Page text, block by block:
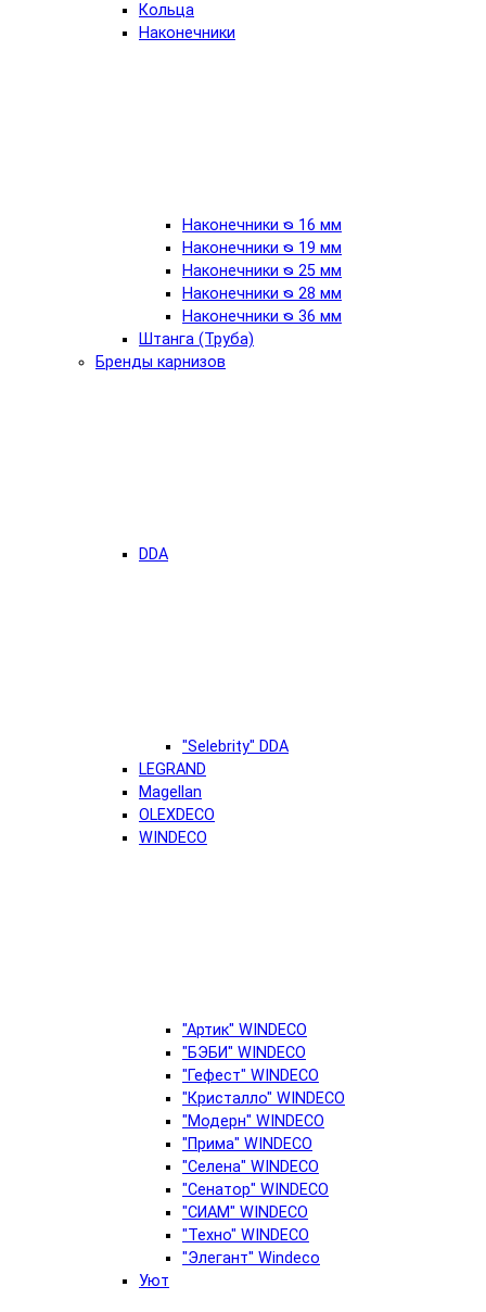
Кольца
Наконечники
Наконечники ᴓ 16 мм
Наконечники ᴓ 19 мм
Наконечники ᴓ 25 мм
Наконечники ᴓ 28 мм
Наконечники ᴓ 36 мм
Штанга (Труба)
Бренды карнизов
DDA
"Selebrity" DDA
LEGRAND
Magellan
OLEXDECO
WINDECO
"Артик" WINDECO
"БЭБИ" WINDECO
"Гефест" WINDECO
"Кристалло" WINDECO
"Модерн" WINDECO
"Прима" WINDECO
"Селена" WINDECO
"Сенатор" WINDECO
"СИАМ" WINDECO
"Техно" WINDECO
"Элегант" Windeco
Уют